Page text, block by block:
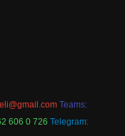
Teams:
606 0 726 Telegram: